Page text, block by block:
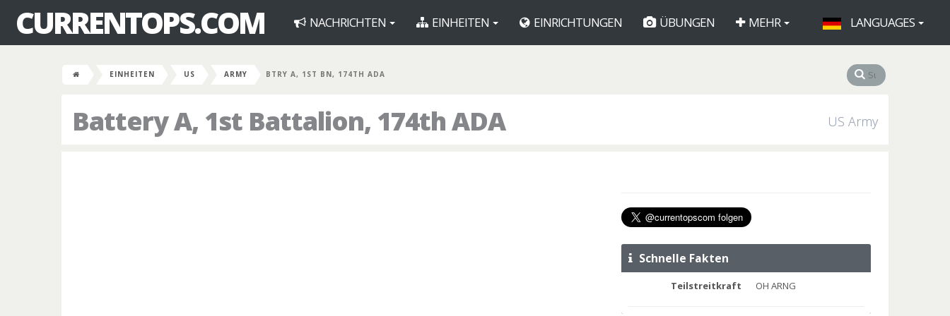
CURRENTOPS.COM NACHRICHTEN EINHEITEN EINRICHTUNGEN ÜBUNGEN MEHR LANGUAGES
EINHEITEN US ARMY BTRY A, 1ST BN, 174TH ADA
Battery A, 1st Battalion, 174th ADA US Army
Schnelle Fakten
Teilstreitkraft OH ARNG